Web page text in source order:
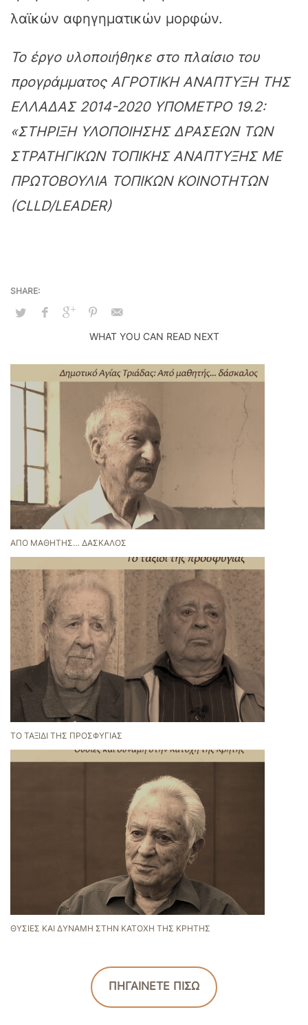
λαϊκών αφηγηματικών μορφών.
Το έργο υλοποιήθηκε στο πλαίσιο του
προγράμματος ΑΓΡΟΤΙΚΗ ΑΝΑΠΤΥΞΗ ΤΗΣ
ΕΛΛΑΔΑΣ 2014-2020 ΥΠΟΜΕΤΡΟ 19.2:
«ΣΤΗΡΙΞΗ ΥΛΟΠΟΙΗΣΗΣ ΔΡΑΣΕΩΝ ΤΩΝ
ΣΤΡΑΤΗΓΙΚΩΝ ΤΟΠΙΚΗΣ ΑΝΑΠΤΥΞΗΣ ΜΕ
ΠΡΩΤΟΒΟΥΛΙΑ ΤΟΠΙΚΩΝ ΚΟΙΝΟΤΗΤΩΝ
(CLLD/LEADER)
WHAT YOU CAN READ NEXT
ΑΠΌ ΜΑΘΗΤΉΣ… ΔΆΣΚΑΛΟΣ
ΤΟ ΤΑΞΊΔΙ ΤΗΣ ΠΡΟΣΦΥΓΙΆΣ
ΘΥΣΊΕΣ ΚΑΙ ΔΎΝΑΜΗ ΣΤΗΝ ΚΑΤΟΧΉ ΤΗΣ ΚΡΉΤΗΣ
ΠΗΓΑΙΝΕΤΕ ΠΙΣΩ